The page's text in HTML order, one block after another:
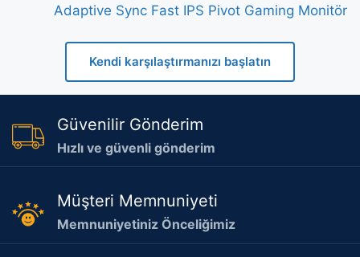
Adaptive Sync Fast IPS Pivot Gaming Monitör
Kendi karşılaştırmanızı başlatın
Güvenilir Gönderim
Hızlı ve güvenli gönderim
Müşteri Memnuniyeti
Memnuniyetiniz Önceliğimiz